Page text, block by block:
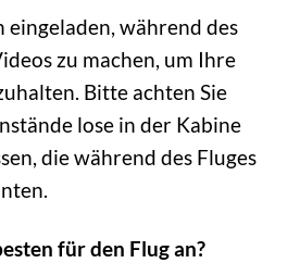
eingeladen, während des
zu machen, um Ihre
Bitte achten Sie
lose in der Kabine
die während des Fluges
für den Flug an?